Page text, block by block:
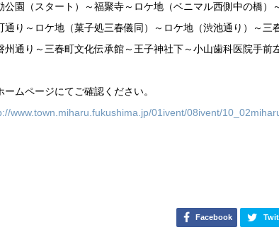
公園（スタート）～福聚寺～ロケ地（ベニマル西側中の橋）
通り～ロケ地（菓子処三春儀同）～ロケ地（渋池通り）～
州通り～三春町文化伝承館～王子神社下～小山歯科医院手
ームページにてご確認ください。
www.town.miharu.fukushima.jp/01ivent/08ivent/
Facebook